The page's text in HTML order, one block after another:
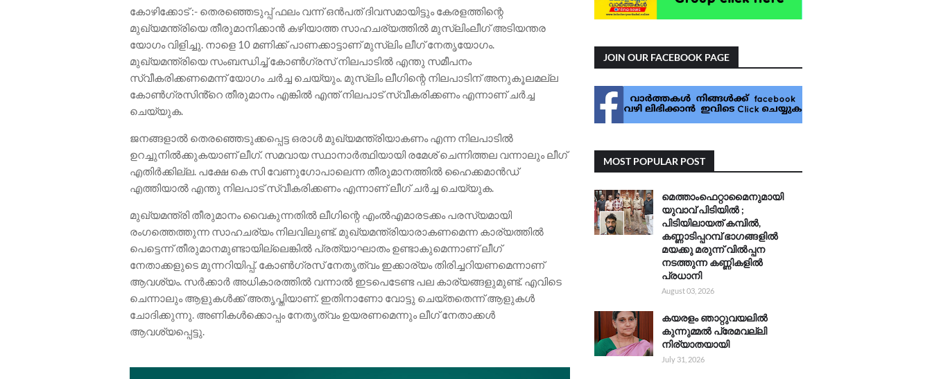
കോഴിക്കോട് :- തെരഞ്ഞെടുപ്പ് ഫലം വന്ന് ഒൻപത് ദിവസമായിട്ടും കേരളത്തിന്റെ
മുഖ്യമന്ത്രിയെ തീരുമാനിക്കാൻ കഴിയാത്ത സാഹചര്യത്തിൽ മുസ്ലിംലീഗ് അടിയന്തര
യോഗം വിളിച്ചു. നാളെ 10 മണിക്ക് പാണക്കാട്ടാണ് മുസ്ലിം ലീഗ് നേതൃയോഗം.
മുഖ്യമന്ത്രിയെ സംബന്ധിച്ച് കോൺഗ്രസ് നിലപാടിൽ എന്തു സമീപനം
സ്വീകരിക്കണമെന്ന് യോഗം ചർച്ച ചെയ്യും. മുസ്ലിം ലീഗിന്റെ നിലപാടിന് അനുകൂലമല്ല
കോൺഗ്രസിൻ്റെ തീരുമാനം എങ്കിൽ എന്ത് നിലപാട് സ്വീകരിക്കണം എന്നാണ് ചർച്ച
ചെയ്യുക.
ജനങ്ങളാൽ തെരഞ്ഞെടുക്കപ്പെട്ട ഒരാൾ മുഖ്യമന്ത്രിയാകണം എന്ന നിലപാടിൽ
ഉറച്ചുനിൽക്കുകയാണ് ലീഗ്. സമവായ സ്ഥാനാർത്ഥിയായി രമേശ് ചെന്നിത്തല വന്നാലും ലീഗ്
എതിർക്കില്ല. പക്ഷേ കെ സി വേണുഗോപാലെന്ന തീരുമാനത്തിൽ ഹൈക്കമാൻഡ്
എത്തിയാൽ എന്തു നിലപാട് സ്വീകരിക്കണം എന്നാണ് ലീഗ് ചർച്ച ചെയ്യുക.
മുഖ്യമന്ത്രി തീരുമാനം വൈകുന്നതിൽ ലീഗിന്റെ എംൽഎമാരടക്കം പരസ്യമായി
രംഗത്തെത്തുന്ന സാഹചര്യം നിലവിലുണ്ട്. മുഖ്യമന്ത്രിയാരാകണമെന്ന കാര്യത്തിൽ
പെട്ടെന്ന് തീരുമാനമുണ്ടായില്ലെങ്കിൽ പ്രത്യാഘാതം ഉണ്ടാകുമെന്നാണ് ലീഗ്
നേതാക്കളുടെ മുന്നറിയിപ്പ്. കോൺഗ്രസ് നേതൃത്വം ഇക്കാര്യം തിരിച്ചറിയണമെന്നാണ്
ആവശ്യം. സർക്കാർ അധികാരത്തിൽ വന്നാൽ ഇടപെടേണ്ട പല കാര്യങ്ങളുമുണ്ട്. എവിടെ
ചെന്നാലും ആളുകൾക്ക് അതൃപ്തിയാണ്. ഇതിനാണോ വോട്ടു ചെയ്‌തതെന്ന് ആളുകൾ
ചോദിക്കുന്നു. അണികൾക്കൊപ്പം നേതൃത്വം ഉയരണമെന്നും ലീഗ് നേതാക്കൾ
ആവശ്യപ്പെട്ടു.
JOIN OUR FACEBOOK PAGE
MOST POPULAR POST
മെത്താംഫെറ്റാമൈനുമായി
യുവാവ് പിടിയിൽ ;
പിടിയിലായത് കമ്പിൽ,
കണ്ണാടിപ്പറമ്പ് ഭാഗങ്ങളിൽ
മയക്കു മരുന്ന് വിൽപ്പന
നടത്തുന്ന കണ്ണികളിൽ
പ്രധാനി
August 03, 2026
കയരളം ഞാറ്റുവയലിൽ
കുന്നുമ്മൽ പ്രേമവല്ലി
നിര്യാതയായി
July 31, 2026